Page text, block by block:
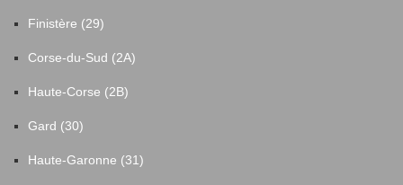
Finistère (29)
Corse-du-Sud (2A)
Haute-Corse (2B)
Gard (30)
Haute-Garonne (31)